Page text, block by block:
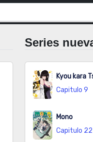
Series
Kyou kara
Capitulo 9
Mono
Capitulo 22